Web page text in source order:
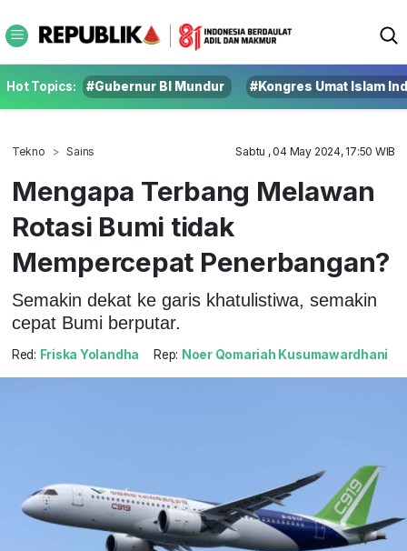
Hot Topics: #Gubernur BI Mundur #Kongres Umat Islam
Tekno Sains Sabtu , 04 May 2024, 17:50 WIB
Mengapa Terbang Melawan
Rotasi Bumi tidak
Mempercepat Penerbangan?
Semakin dekat ke garis khatulistiwa, semakin
cepat Bumi berputar.
Red: Friska Yolandha Rep: Noer Qomariah Kusumawardhani